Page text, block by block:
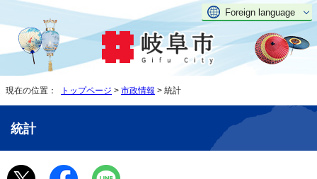
Foreign language
現在の位置： トップページ > 市政情報 > 統計
統計